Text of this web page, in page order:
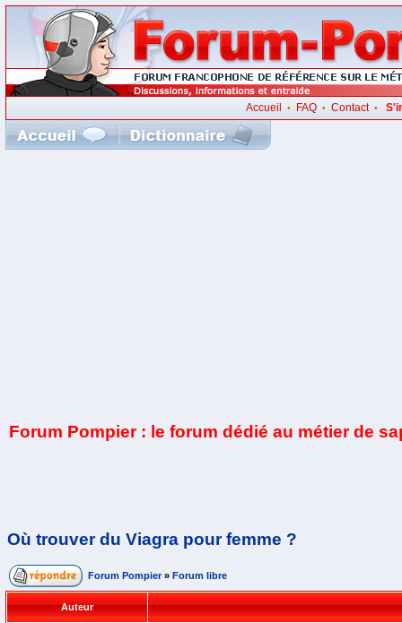
Accueil • FAQ• Contact•
Forum Pompier : le forum dédié au métier de
Où trouver du Viagra pour femme ?
Forum Pompier » Forum libre
Auteur